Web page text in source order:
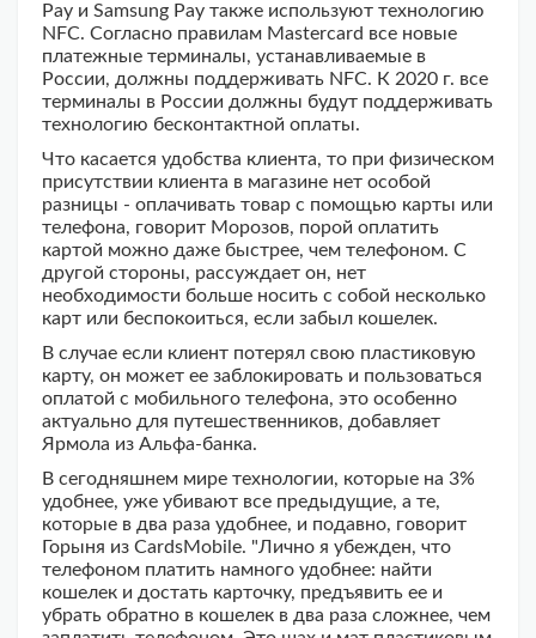
Pay и Samsung Pay также используют технологию
NFC. Согласно правилам Masterсard все новые
платежные терминалы, устанавливаемые в
России, должны поддерживать NFC. К 2020 г. все
терминалы в России должны будут поддерживать
технологию бесконтактной оплаты.
Что касается удобства клиента, то при физическом
присутствии клиента в магазине нет особой
разницы - оплачивать товар с помощью карты или
телефона, говорит Морозов, порой оплатить
картой можно даже быстрее, чем телефоном. С
другой стороны, рассуждает он, нет
необходимости больше носить с собой несколько
карт или беспокоиться, если забыл кошелек.
В случае если клиент потерял свою пластиковую
карту, он может ее заблокировать и пользоваться
оплатой с мобильного телефона, это особенно
актуально для путешественников, добавляет
Ярмола из Альфа-банка.
В сегодняшнем мире технологии, которые на 3%
удобнее, уже убивают все предыдущие, а те,
которые в два раза удобнее, и подавно, говорит
Горыня из CardsMobile. "Лично я убежден, что
телефоном платить намного удобнее: найти
кошелек и достать карточку, предъявить ее и
убрать обратно в кошелек в два раза сложнее, чем